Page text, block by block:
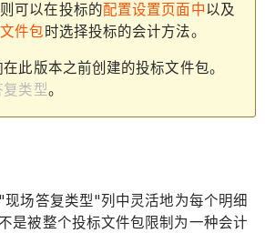
可以在投标的配置设置页面中以及
件包 时选择投标的会计方法。
此版本之前创建的投标文件包。
类型。
场答复类型"列中灵活地为每个明细
是被整个投标文件包限制为一种会计